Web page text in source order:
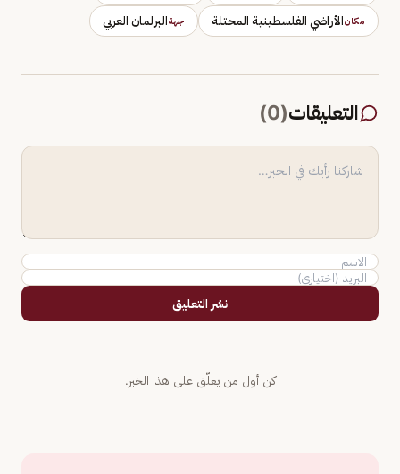
مكانالأراضي الفلسطينية المحتلة جهةالبرلمان العربي
التعليقات(
0
)
نشر التعليق
كن أول من يعلّق على هذا الخبر.